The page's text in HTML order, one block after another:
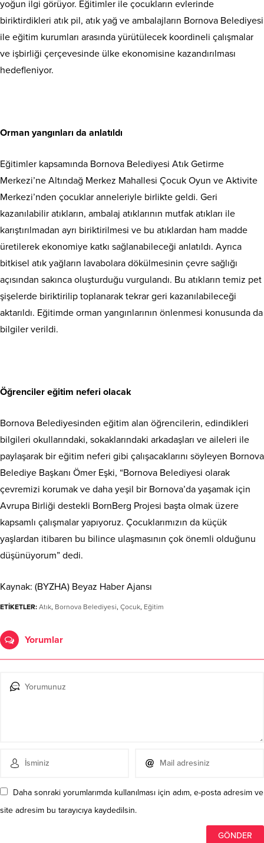
yoğun ilgi görüyor. Eğitimler ile çocukların evlerinde
biriktirdikleri atık pil, atık yağ ve ambalajların Bornova Belediyesi
ile eğitim kurumları arasında yürütülecek koordineli çalışmalar
ve işbirliği çerçevesinde ülke ekonomisine kazandırılması
hedefleniyor.
Orman yangınları da anlatıldı
Eğitimler kapsamında Bornova Belediyesi Atık Getirme
Merkezi’ne Altındağ Merkez Mahallesi Çocuk Oyun ve Aktivite
Merkezi’nden çocuklar anneleriyle birlikte geldi. Geri
kazanılabilir atıkların, ambalaj atıklarının mutfak atıkları ile
karıştırılmadan ayrı biriktirilmesi ve bu atıklardan ham madde
üretilerek ekonomiye katkı sağlanabileceği anlatıldı. Ayrıca
bitkisel atık yağların lavabolara dökülmesinin çevre sağlığı
açısından sakınca oluşturduğu vurgulandı. Bu atıkların temiz pet
şişelerde biriktirilip toplanarak tekrar geri kazanılabileceği
aktarıldı. Eğitimde orman yangınlarının önlenmesi konusunda da
bilgiler verildi.
Öğrenciler eğitim neferi olacak
Bornova Belediyesinden eğitim alan öğrencilerin, edindikleri
bilgileri okullarındaki, sokaklarındaki arkadaşları ve aileleri ile
paylaşarak bir eğitim neferi gibi çalışacaklarını söyleyen Bornova
Belediye Başkanı Ömer Eşki, “Bornova Belediyesi olarak
çevremizi korumak ve daha yeşil bir Bornova’da yaşamak için
Avrupa Birliği destekli BornBerg Projesi başta olmak üzere
kapsamlı çalışmalar yapıyoruz. Çocuklarımızın da küçük
yaşlardan itibaren bu bilince ulaşmasının çok önemli olduğunu
düşünüyorum” dedi.
Kaynak: (BYZHA) Beyaz Haber Ajansı
ETİKETLER: Atık, Bornova Belediyesi, Çocuk, Eğitim
Yorumlar
Daha sonraki yorumlarımda kullanılması için adım, e-posta adresim ve
site adresim bu tarayıcıya kaydedilsin.